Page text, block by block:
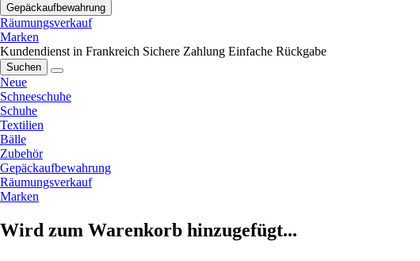
Gepäckaufbewahrung
Räumungsverkauf
Marken
Kundendienst in Frankreich Sichere Zahlung Einfache Rückgabe
Suchen
Neue
Schneeschuhe
Schuhe
Textilien
Bälle
Zubehör
Gepäckaufbewahrung
Räumungsverkauf
Marken
Wird zum Warenkorb hinzugefügt...